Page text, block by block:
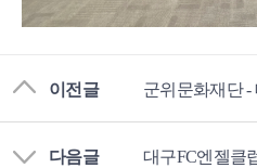
이전글
다음글